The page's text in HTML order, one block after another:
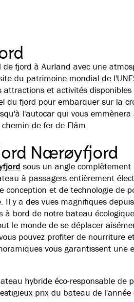
fjord à Aurland avec une
du patrimoine mondial de
attractions et activités
du fjord pour embarquer sur la
l'autocar qui vous
de fer de Flåm.
Nærøyfjord
sous un angle
à passagers entièrement
et de technologie de
Il y a des vues magnifiques
à bord de notre bateau
le monde de se déplacer
pouvez profiter de nourriture
vous garantissent une
hybride éco-responsable de
prix du bateau de